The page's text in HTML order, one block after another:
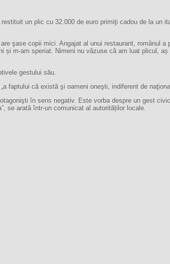
un plic cu 32.000 de euro primiţi cadou de la
şase copii mici. Angajat al unui restaurant, românul
m-am speriat. Nimeni nu văzuse că am luat plicul,
gestului său.
faptului că există şi oameni oneşti, indiferent de
în sens negativ. Este vorba despre un gest
se arată într-un comunicat al autorităților locale.